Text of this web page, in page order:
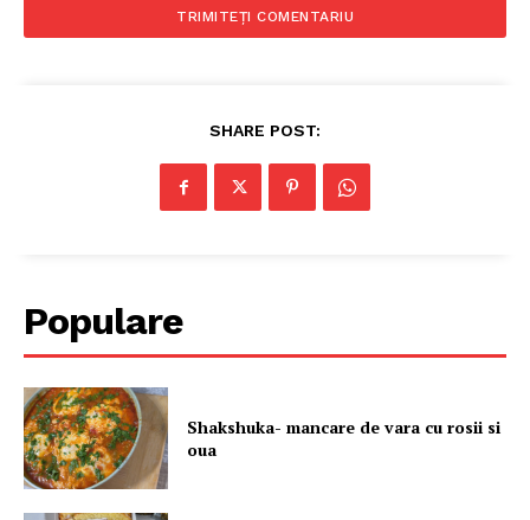
SHARE POST:
Populare
Shakshuka- mancare de vara cu rosii si
oua